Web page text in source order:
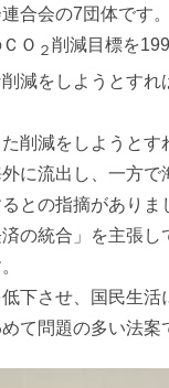
合会の7団体です
Ｏ ２ 削減目標を
減をしようとす
削減をしようと
に流出し、一方
との指摘がありま
の統合」を主張
下させ、国民生
て問題の多い法